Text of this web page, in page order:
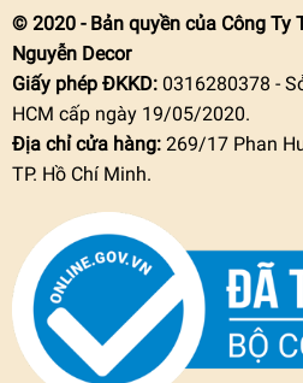
© 2020 - Bản quyền của Công Ty
Nguyễn Decor
Giấy phép ĐKKD:0316280378 -
HCM cấp ngày 19/05/2020.
Địa chỉ cửa hàng: 269/17 Phan
TP. Hồ Chí Minh.